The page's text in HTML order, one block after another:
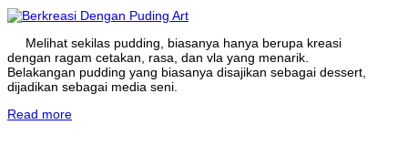
Melihat sekilas pudding, biasanya hanya berupa kreasi
dengan ragam cetakan, rasa, dan vla yang menarik.
Belakangan pudding yang biasanya disajikan sebagai dessert,
dijadikan sebagai media seni.
Read more